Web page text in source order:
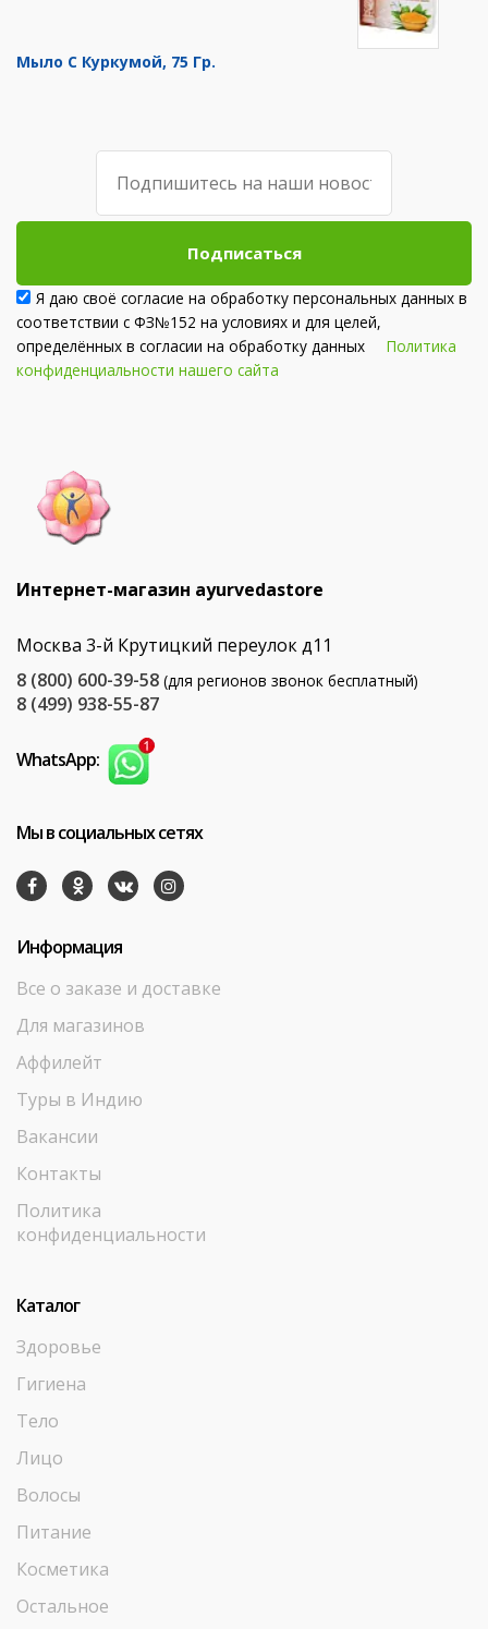
Мыло С Куркумой, 75 Гр.
Подписаться
Я даю своё согласие на обработку персональных данных в
соответствии с ФЗ№152 на условиях и для целей,
определённых в согласии на обработку данных Политика
конфиденциальности нашего сайта
Интернет-магазин ayurvedastore
Москва 3-й Крутицкий переулок д11
8 (800) 600-39-58 (для регионов звонок бесплатный)
8 (499) 938-55-87
WhatsApp:
Мы в социальных сетях
Информация
Все о заказе и доставке
Для магазинов
Аффилейт
Туры в Индию
Вакансии
Контакты
Политика
конфиденциальности
Каталог
Здоровье
Гигиена
Тело
Лицо
Волосы
Питание
Косметика
Остальное